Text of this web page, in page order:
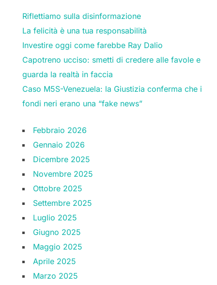
Riflettiamo sulla disinformazione
La felicità è una tua responsabilità
Investire oggi come farebbe Ray Dalio
Capotreno ucciso: smetti di credere alle favole e
guarda la realtà in faccia
Caso M5S-Venezuela: la Giustizia conferma che i
fondi neri erano una “fake news”
Febbraio 2026
Gennaio 2026
Dicembre 2025
Novembre 2025
Ottobre 2025
Settembre 2025
Luglio 2025
Giugno 2025
Maggio 2025
Aprile 2025
Marzo 2025